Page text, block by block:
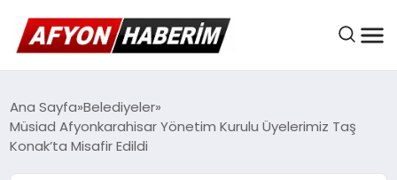
AFYON HABER
GÜNDEM
Ana Sayfa Belediyeler
Müsiad Afyonkarahisar Yönetim Kurulu Üyelerimiz Taş
Konak’ta Misafir Edildi